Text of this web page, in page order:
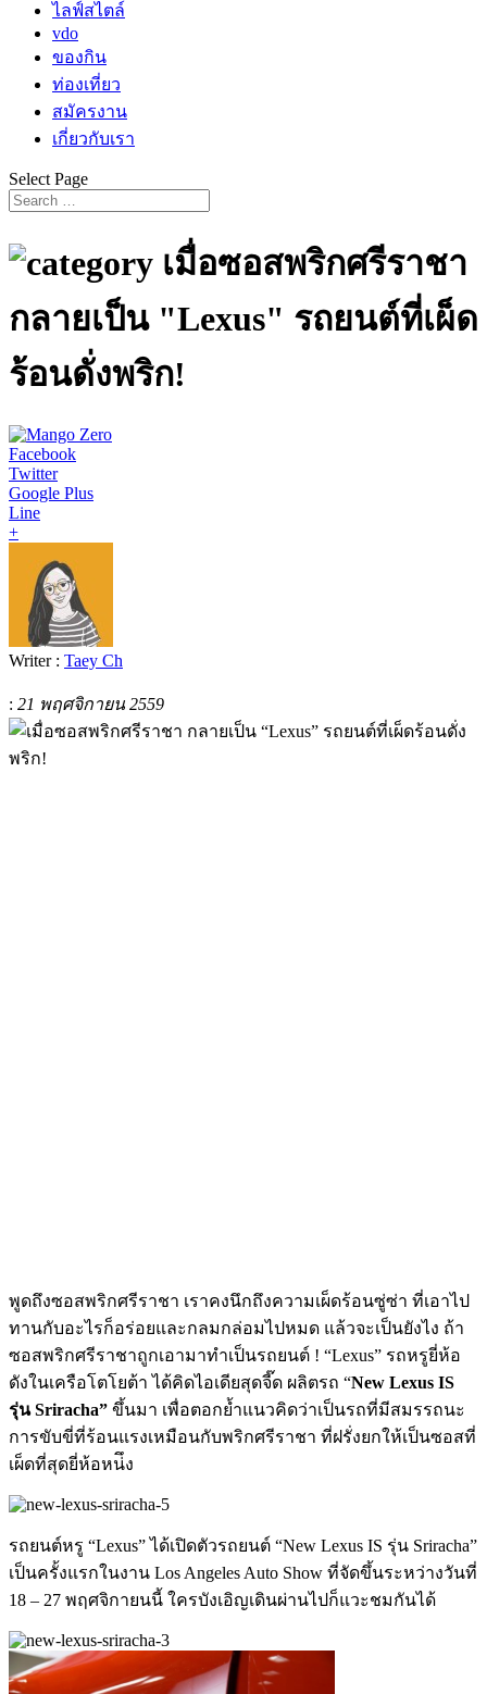
ไลฟ์สไตล์
vdo
ของกิน
ท่องเที่ยว
สมัครงาน
เกี่ยวกับเรา
Select Page
เมื่อซอสพริกศรีราชา
กลายเป็น "Lexus" รถยนต์ที่เผ็ด
ร้อนดั่งพริก!
Facebook
Twitter
Google Plus
Line
+
Writer : Taey Ch
: 21 พฤศจิกายน 2559
พูดถึงซอสพริกศรีราชา เราคงนึกถึงความเผ็ดร้อนซู่ซ่า ที่เอาไป
ทานกับอะไรก็อร่อยและกลมกล่อมไปหมด แล้วจะเป็นยังไง ถ้า
ซอสพริกศรีราชาถูกเอามาทำเป็นรถยนต์ ! “Lexus” รถหรูยี่ห้อ
ดังในเครือโตโยต้า ได้คิดไอเดียสุดจี๊ด ผลิตรถ “New Lexus IS
รุ่น Sriracha” ขึ้นมา เพื่อตอกย้ำแนวคิดว่าเป็นรถที่มีสมรรถนะ
การขับขี่ที่ร้อนแรงเหมือนกับพริกศรีราชา ที่ฝรั่งยกให้เป็นซอสที่
เผ็ดที่สุดยี่ห้อหน่ึง
รถยนต์หรู “Lexus” ได้เปิดตัวรถยนต์ “New Lexus IS รุ่น Sriracha”
เป็นครั้งแรกในงาน Los Angeles Auto Show ที่จัดขึ้นระหว่างวันที่
18 – 27 พฤศจิกายนนี้ ใครบังเอิญเดินผ่านไปก็แวะชมกันได้